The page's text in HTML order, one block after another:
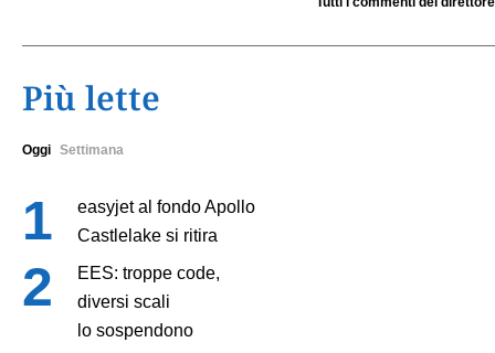
Più lette
Oggi Settimana
easyjet al fondo Apollo
Castlelake si ritira
EES: troppe code,
diversi scali
lo sospendono